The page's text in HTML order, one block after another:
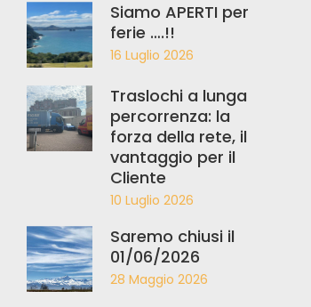
Siamo APERTI per
ferie ….!!
16 Luglio 2026
Traslochi a lunga
percorrenza: la
forza della rete, il
vantaggio per il
Cliente
10 Luglio 2026
Saremo chiusi il
01/06/2026
28 Maggio 2026